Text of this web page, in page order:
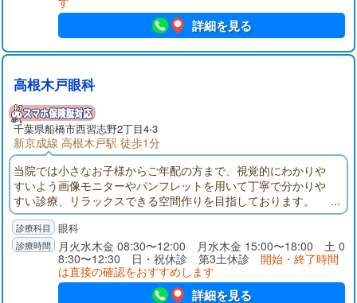
詳細を見る
高根木戸眼科
千葉県船橋市西習志野2丁目4-3
新京成線 高根木戸駅 徒歩1分
当院では小さなお子様からご年配の方まで、視覚的にわかりや
すいよう画像モニターやパンフレットを用いて丁寧で分かりや
すい診療、リラックスできる空間作りを目指しております。
眼科
月火水木金 08:30〜12:00 月水木金 15:00〜18:00 土 0
8:30〜12:30 日・祝休診 第3土休診 開始・終了時間
は直接の確認をおすすめします
詳細を見る